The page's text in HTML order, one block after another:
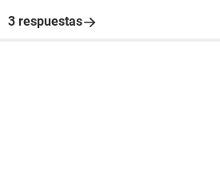
3 respuestas